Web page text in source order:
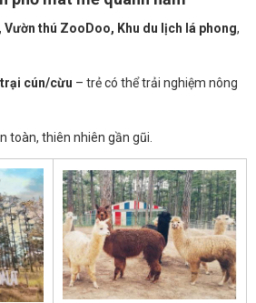
Vườn thú ZooDoo, Khu du lịch lá phong,
cún/cừu – trẻ có thể trải nghiệm nông
toàn, thiên nhiên gần gũi.